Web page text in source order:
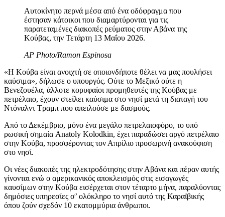
Aυτοκίνητο περνά μέσα από ένα οδόφραγμα που
έστησαν κάτοικοι που διαμαρτύρονται για τις
παρατεταμένες διακοπές ρεύματος στην Αβάνα της
Κούβας, την Τετάρτη 13 Μαΐου 2026.
AP Photo/Ramon Espinosa
«Η Κούβα είναι ανοιχτή σε οποιονδήποτε θέλει να μας πουλήσει
καύσιμα», δήλωσε ο υπουργός. Ούτε το Μεξικό ούτε η
Βενεζουέλα, άλλοτε κορυφαίοι προμηθευτές της Κούβας με
πετρέλαιο, έχουν στείλει καύσιμα στο νησί μετά τη διαταγή του
Ντόναλντ Τραμπ που απειλούσε με δασμούς.
Από το Δεκέμβριο, μόνο ένα μεγάλο πετρελαιοφόρο, το υπό
ρωσική σημαία Anatoly Kolodkin, έχει παραδώσει αργό πετρέλαιο
στην Κούβα, προσφέροντας τον Απρίλιο προσωρινή ανακούφιση
στο νησί.
Οι νέες διακοπές της ηλεκτροδότησης στην Αβάνα και πέραν αυτής
γίνονται ενώ ο αμερικανικός αποκλεισμός στις εισαγωγές
καυσίμων στην Κούβα εισέρχεται στον τέταρτο μήνα, παραλύοντας
δημόσιες υπηρεσίες σ’ ολόκληρο το νησί αυτό της Καραϊβικής
όπου ζούν σχεδόν 10 εκατομμύρια άνθρωποι.